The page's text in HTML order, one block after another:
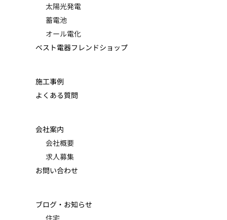
太陽光発電
蓄電池
オール電化
ベスト電器フレンドショップ
施工事例
よくある質問
会社案内
会社概要
求人募集
お問い合わせ
ブログ・お知らせ
住宅